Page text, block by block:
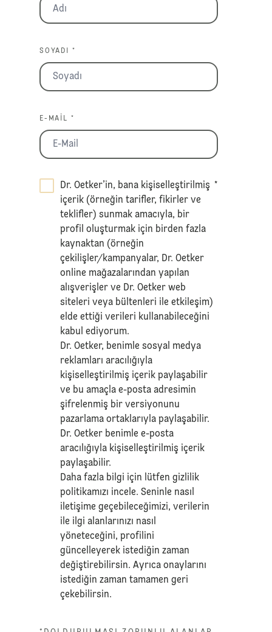
SOYADI *
E-MAIL *
Dr. Oetker’in, bana kişiselleştirilmiş
içerik (örneğin tarifler, fikirler ve
teklifler) sunmak amacıyla, bir
profil oluşturmak için birden fazla
kaynaktan (örneğin
çekilişler/kampanyalar, Dr. Oetker
online mağazalarından yapılan
alışverişler ve Dr. Oetker web
siteleri veya bültenleri ile etkileşim)
elde ettiği verileri kullanabileceğini
kabul ediyorum.
Dr. Oetker, benimle sosyal medya
reklamları aracılığıyla
kişiselleştirilmiş içerik paylaşabilir
ve bu amaçla e-posta adresimin
şifrelenmiş bir versiyonunu
pazarlama ortaklarıyla paylaşabilir.
Dr. Oetker benimle e-posta
aracılığıyla kişiselleştirilmiş içerik
paylaşabilir.
Daha fazla bilgi için lütfengizlilik
politikamızı incele. Seninle nasıl
iletişime geçebileceğimizi, verilerin
ile ilgi alanlarınızı nasıl
yöneteceğini, profilini
güncelleyerek istediğin zaman
değiştirebilirsin. Ayrıca onaylarını
istediğin zaman tamamen geri
çekebilirsin.
*